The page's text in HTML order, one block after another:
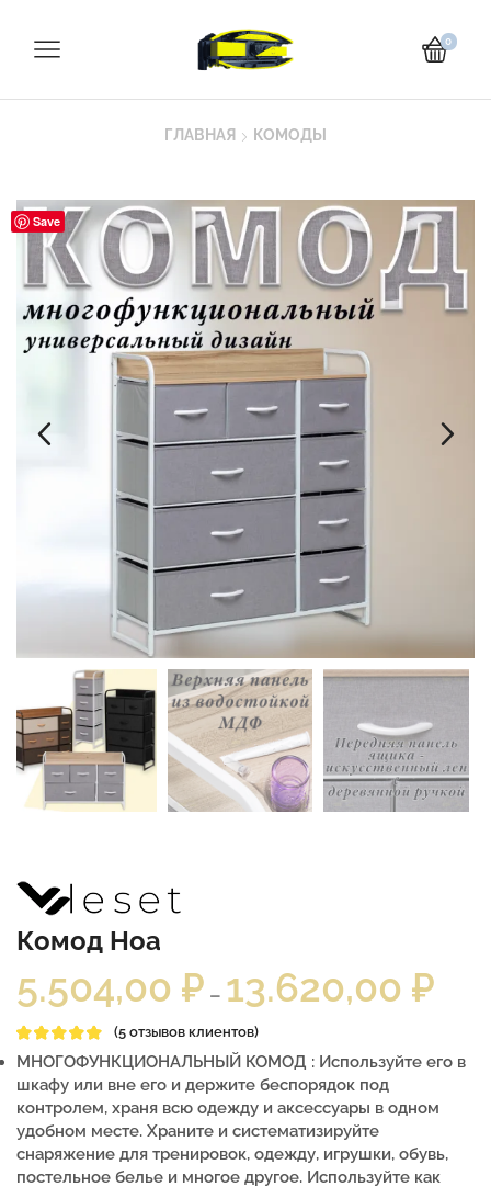
0
ГЛАВНАЯ КОМОДЫ
Save
Комод Ноа
5.504,00 ₽ – 13.620,00 ₽
(5 отзывов клиентов)
МНОГОФУНКЦИОНАЛЬНЫЙ КОМОД : Используйте его в
шкафу или вне его и держите беспорядок под
контролем, храня всю одежду и аксессуары в одном
удобном месте. Храните и систематизируйте
снаряжение для тренировок, одежду, игрушки, обувь,
постельное белье и многое другое. Используйте как